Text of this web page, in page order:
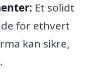
Et solidt
for ethvert
kan sikre,